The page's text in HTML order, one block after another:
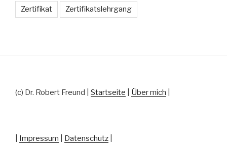
Zertifikat Zertifikatslehrgang
(c) Dr. Robert Freund | Startseite Über mich
Impressum Datenschutz